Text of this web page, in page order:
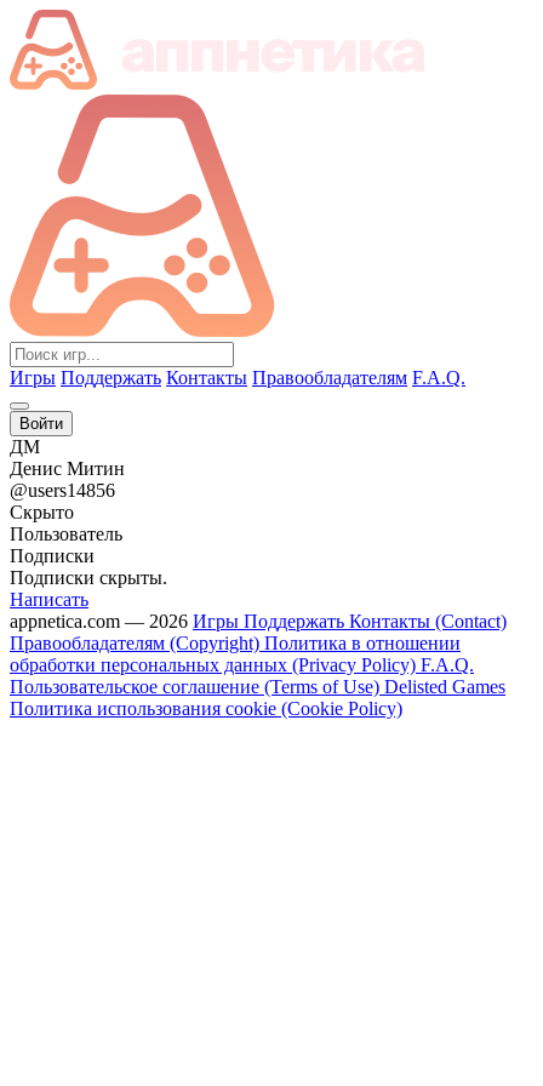
Игры Поддержать Контакты Правообладателям F.A.Q.
Войти
ДМ
Денис Митин
@users14856
Скрыто
Пользователь
Подписки
Подписки скрыты.
Написать
appnetica.com — 2026 Игры Поддержать Контакты (Contact)
Правообладателям (Copyright) Политика в отношении
обработки персональных данных (Privacy Policy) F.A.Q.
Пользовательское соглашение (Terms of Use) Delisted Games
Политика использования cookie (Cookie Policy)